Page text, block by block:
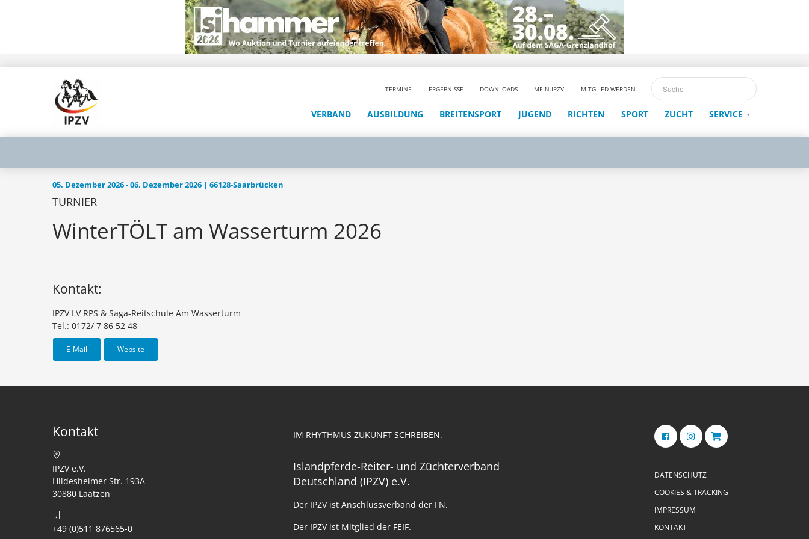
TERMINE ERGEBNISSE DOWNLOADS MEIN.IPZV MITGLIED WERDEN
VERBAND AUSBILDUNG BREITENSPORT JUGEND RICHTEN SPORT ZUCHT SERVICE
05. Dezember 2026 - 06. Dezember 2026 | 66128-Saarbrücken
TURNIER
WinterTÖLT am Wasserturm 2026
Kontakt:
IPZV LV RPS & Saga-Reitschule Am Wasserturm
Tel.: 0172/ 7 86 52 48
E-Mail Website
Kontakt
IPZV e.V.
Hildesheimer Str. 193A
30880 Laatzen
+49 (0)511 876565-0
IM RHYTHMUS ZUKUNFT SCHREIBEN.
Islandpferde-Reiter- und Züchterverband
Deutschland (IPZV) e.V.
Der IPZV ist Anschlussverband der FN.
Der IPZV ist Mitglied der FEIF.
DATENSCHUTZ
COOKIES & TRACKING
IMPRESSUM
KONTAKT